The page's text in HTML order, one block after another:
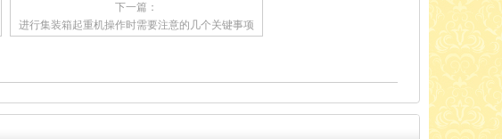
下一篇：
进行集装箱起重机操作时需要注意的几个关键事项